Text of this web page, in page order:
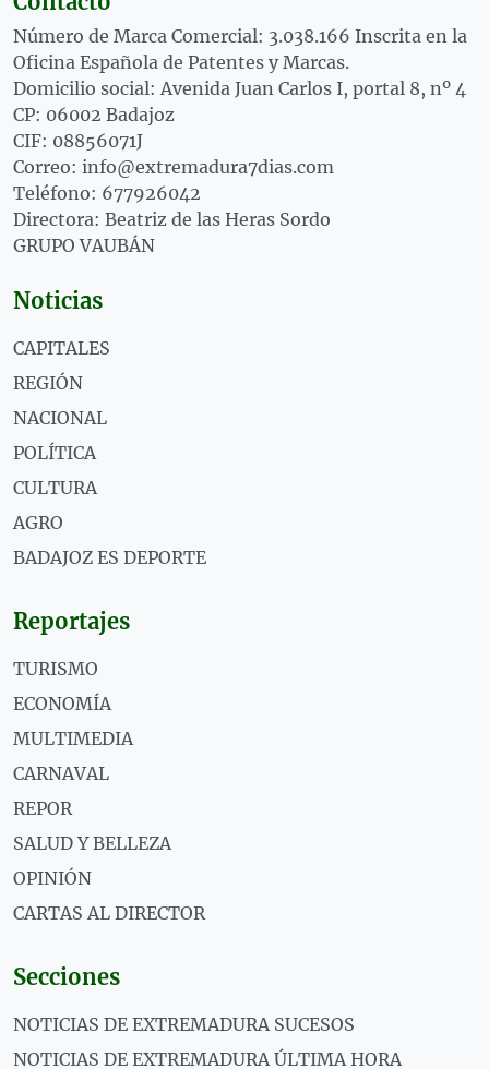
Número de Marca Comercial: 3.038.166 Inscrita en la
Oficina Española de Patentes y Marcas.
Domicilio social: Avenida Juan Carlos I, portal 8, nº 4
CP: 06002 Badajoz
CIF: 08856071J
Correo: info@extremadura7dias.com
Teléfono: 677926042
Directora: Beatriz de las Heras Sordo
GRUPO VAUBÁN
Noticias
CAPITALES
REGIÓN
NACIONAL
POLÍTICA
CULTURA
AGRO
BADAJOZ ES DEPORTE
Reportajes
TURISMO
ECONOMÍA
MULTIMEDIA
CARNAVAL
REPOR
SALUD Y BELLEZA
OPINIÓN
CARTAS AL DIRECTOR
Secciones
NOTICIAS DE EXTREMADURA SUCESOS
NOTICIAS DE EXTREMADURA ÚLTIMA HORA